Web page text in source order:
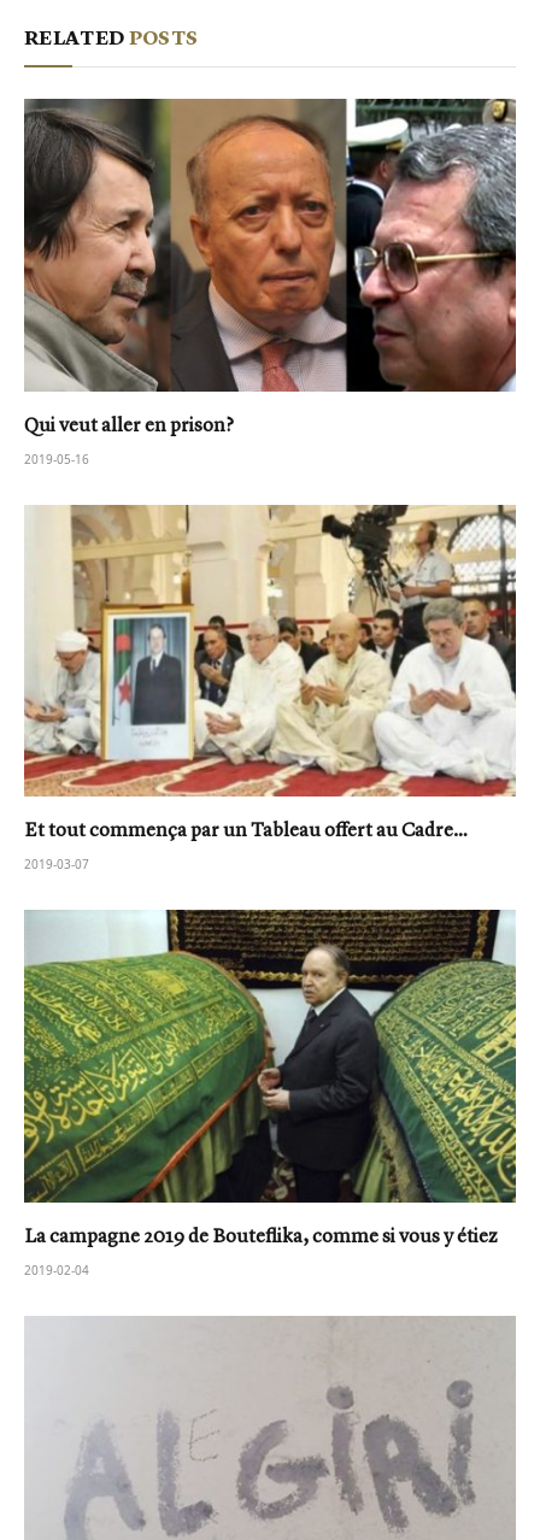
RELATEDPOSTS
Qui veut aller en prison?
2019-05-16
Et tout commença par un Tableau offert au Cadre…
2019-03-07
La campagne 2019 de Bouteflika, comme si vous y étiez
2019-02-04